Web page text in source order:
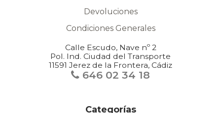
Devoluciones
Condiciones Generales
Calle Escudo, Nave nº 2
Pol. Ind. Ciudad del Transporte
11591 Jerez de la Frontera, Cádiz
646 02 34 18
Categorías